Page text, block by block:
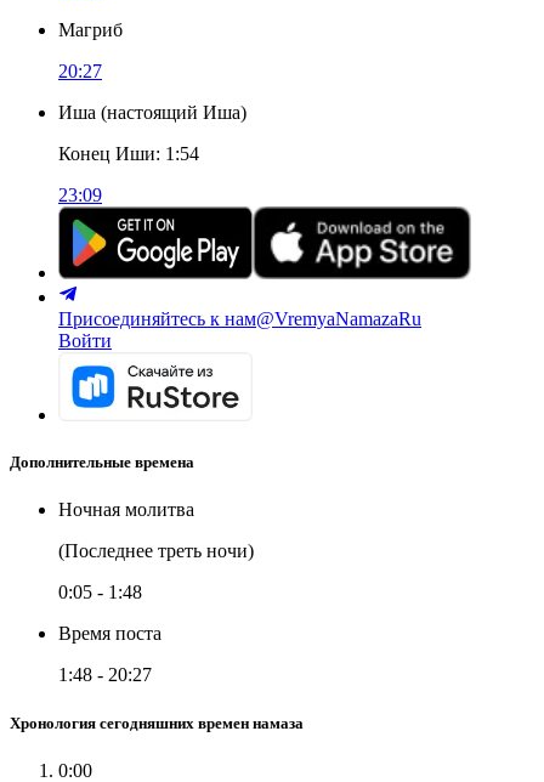
Магриб
20:27
Иша (настоящий Иша)
Конец Иши: 1:54
23:09
Присоединяйтесь к нам@VremyaNamazaRu
Войти
Дополнительные времена
Ночная молитва
(Последнее треть ночи)
0:05 - 1:48
Время поста
1:48 - 20:27
Хронология сегодняшних времен намаза
0:00